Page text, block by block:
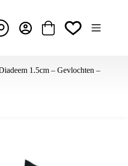
Winkelwagen
1.5cm – Gevlochten –